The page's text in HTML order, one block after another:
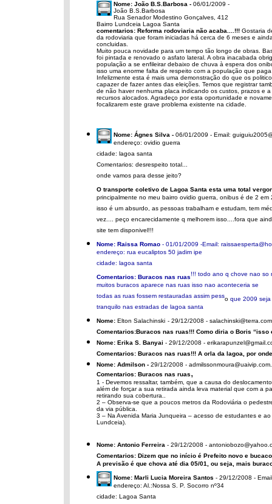
Nome: João B.S.Barbosa - 06/01/2009 -
João B.S.Barbosa
Rua Senador Modestino Gonçalves, 412
Bairro Lundceia Lagoa Santa
comentarios: Reforma rodoviaria não acaba....!!! Gostaria
da rodoviaria que foram iniciadas há cerca de 6 meses e
concluidas.
Muito pouca novidade para um tempo tão longo de obras.
foi pintada e renovado o asfato lateral. A obra inacabada
população a se enfileirar debaixo de chuva à espera dos
isso uma enorme falta de respeito com a população que
Infelizmente esta é mais uma demonstração do que os
capazer de fazer antes das eleições. Temos que registrar
de não haver nenhuma placa indicando os custos, prazos e a
recursos alocados. Agradeço por esta oportunidade e
focalizarem este grave problema existente na cidade.
Nome: Ágnes Silva - 06/01/2009 - Email:
endereço: ovidio guerra
cidade: lagoa santa
Comentarios: desrespeito total...
onde vamos para desse jeito?
O transporte coletivo de Lagoa Santa esta uma total
principalmente no meu bairro ovidio guerra, onibus é de 2
isso é um absurdo, as pessoas trabalham e estudam, tem
vez.... peço encarecidamente q melhorem isso....fora que
site tem disponivel!!!
Nome: Raissa Romao - 01/01/2009 -Email:
endereço: rua eucaliptos 50 jadim ipe
cidade: lagoa santa
Comentarios: Buracos nas ruas!!! todo ano q chove nao so
muitos buracos aparece nas ruas isso nao aconteceria se
todas as ruas fossem restauradas assim pesso que 2009 seja
tranquilo nas estradas de lagoa santa
Nome: Elton Salachinski - 29/12/2008 -
Comentarios:Buracos nas ruas!!! Como diria o Boris “isso
Nome: Erika S. Banyai - 29/12/2008 -
Comentarios: Buracos nas ruas!!! A orla da lagoa, por
Nome: Admilson - 29/12/2008 -
Comentarios: Buracos nas ruas,
1 - Devemos ressaltar, também, que a causa do
além de forçar a sua retirada ainda leva material que com a
retirando sua cobertura..
2 – Observa-se que a poucos metros da Rodoviária o
da via pública.
3 – Na Avenida Maria Junqueira – acesso de estudantes e
Lundceia).
Nome: Antonio Ferreira - 29/12/2008 -
Comentarios: Dizem que no início é Prefeito novo e
A previsão é que chova até dia 05/01, ou seja, mais
Nome: Marli Lucia Moreira Santos - 29/12/2008 -
endereço: Al.:Nossa S. P. Socorro nº34
cidade: Lagoa Santa